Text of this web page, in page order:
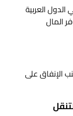
العربية
المال
الإنفاق على